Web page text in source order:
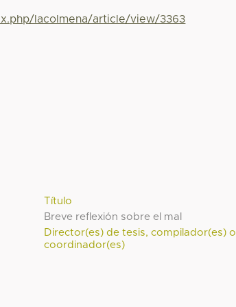
lacolmena/article/view/3363
Título
Breve reflexión sobre el mal
Director(es) de tesis, compilador(es) o
coordinador(es)